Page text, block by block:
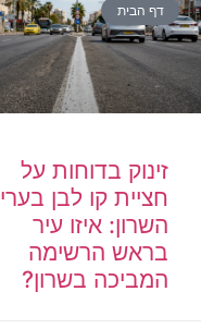
דף הבית
זינוק בדוחות על
חציית קו לבן בערי
השרון: איזו עיר
בראש הרשימה
המביכה בשרון?